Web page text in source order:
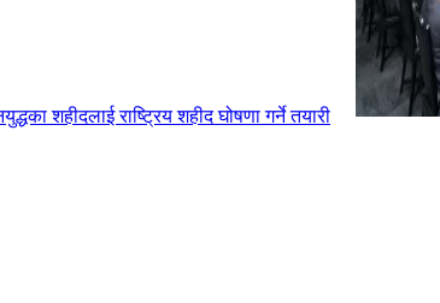
शहीदलाई राष्ट्रिय शहीद घोषणा गर्ने तयारी